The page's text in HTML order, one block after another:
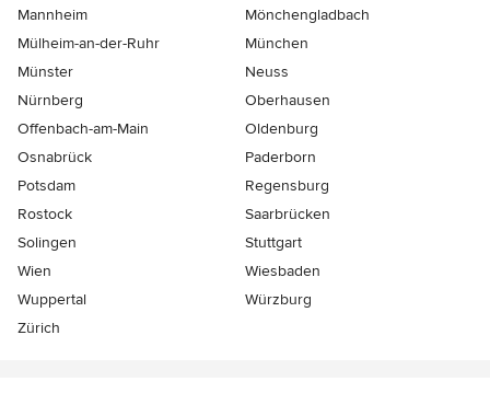
Mannheim
Mönchen­gladbach
Mülheim-an-der-Ruhr
München
Münster
Neuss
Nürnberg
Oberhausen
Offenbach-am-Main
Oldenburg
Osnabrück
Paderborn
Potsdam
Regensburg
Rostock
Saarbrücken
Solingen
Stuttgart
Wien
Wiesbaden
Wuppertal
Würzburg
Zürich